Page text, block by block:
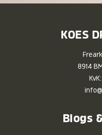
KOES
8914
Blogs